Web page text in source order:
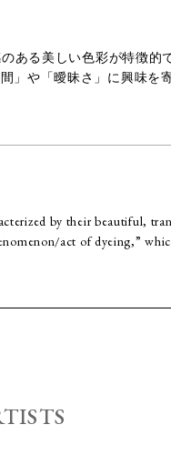
ある美しい色彩が特徴的
」や「曖昧さ」に興味を
by their beautiful,
act of dyeing,”